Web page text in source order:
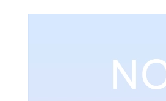
-
Formats classiques
LE
- INFOS
- INFOS VAPE